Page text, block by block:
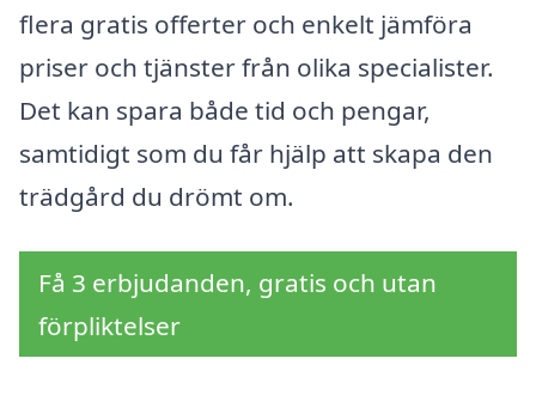
flera gratis offerter och enkelt jämföra
priser och tjänster från olika specialister.
Det kan spara både tid och pengar,
samtidigt som du får hjälp att skapa den
trädgård du drömt om.
Få 3 erbjudanden, gratis och utan
förpliktelser